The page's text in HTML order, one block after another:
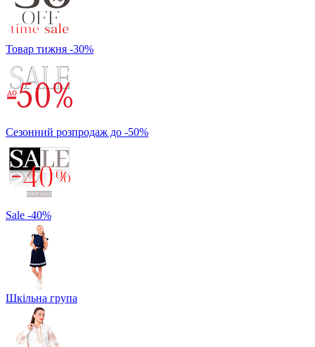
Товар тижня -30%
Сезонний розпродаж до -50%
Sale -40%
Шкільна група